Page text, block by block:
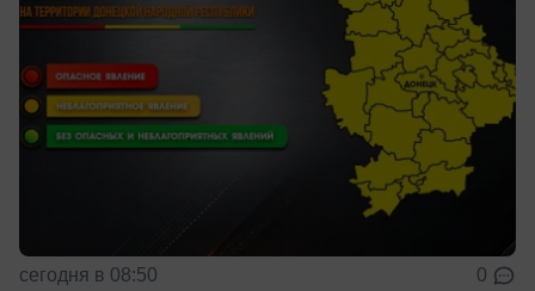
сегодня в 08:50 0